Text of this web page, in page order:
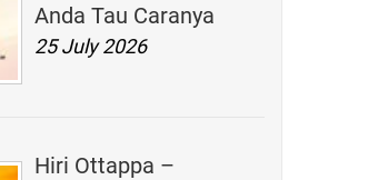
Anda Tau Caranya
25 July 2026
Hiri Ottappa –